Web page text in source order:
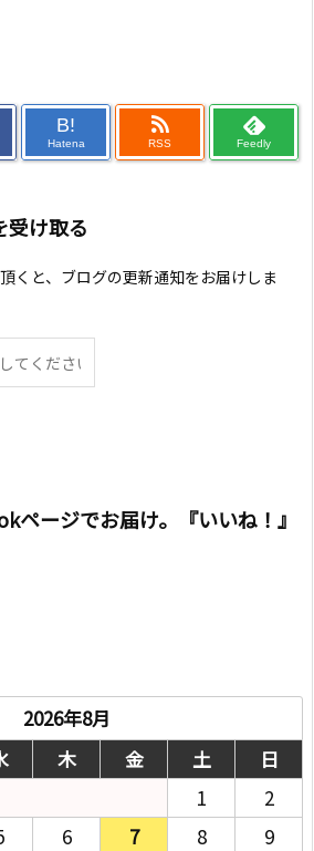
B!
Hatena RSS Feedly
受け取る
くと、ブログの更新通知をお届けしま
ページでお届け。『いいね！』
2026年8月
木 金 土
日
1
2
6 7 8
9